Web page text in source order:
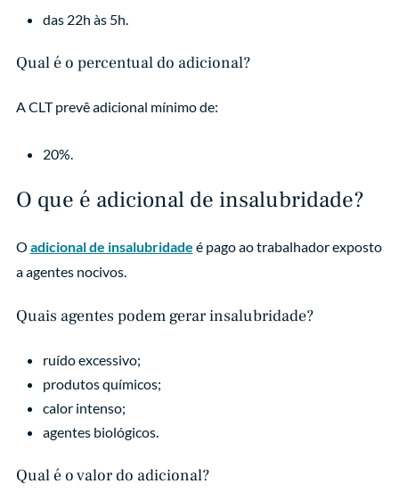
das 22h às 5h.
Qual é o percentual do adicional?
A CLT prevê adicional mínimo de:
20%.
O que é adicional de insalubridade?
O adicional de insalubridade é pago ao trabalhador exposto
a agentes nocivos.
Quais agentes podem gerar insalubridade?
ruído excessivo;
produtos químicos;
calor intenso;
agentes biológicos.
Qual é o valor do adicional?